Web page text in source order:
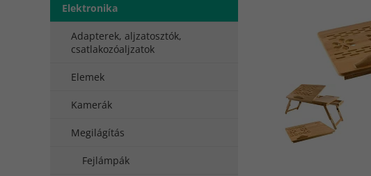
Elektronika
Adapterek, aljzatosztók,
csatlakozóaljzatok
Elemek
Kamerák
Megilágítás
Fejlámpák